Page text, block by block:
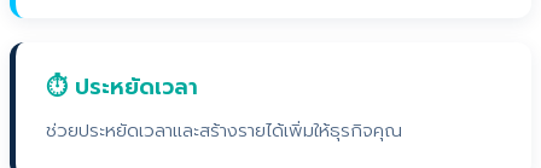
⏱️ ประหยัดเวลา
ช่วยประหยัดเวลาและสร้างรายได้เพิ่มให้ธุรกิจคุณ